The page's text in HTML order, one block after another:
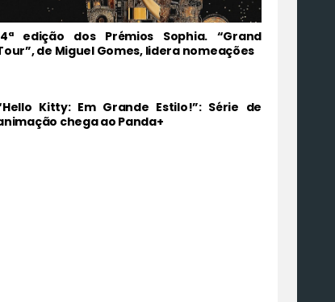
edição dos Prémios Sophia. “Grand
de Miguel Gomes, lidera nomeações
Kitty: Em Grande Estilo!”: Série de
chega ao Panda+